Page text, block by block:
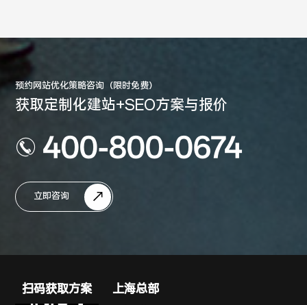
预约网站优化策略咨询（限时免费）
获取定制化建站+SEO方案与报价
400-800-0674
立即咨询
扫码获取方案 上海总部